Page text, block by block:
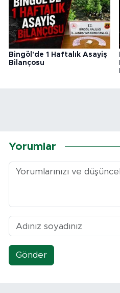
Bingöl'de 1 Haftalık Asayiş
Bilançosu
Yorumlar
Gönder